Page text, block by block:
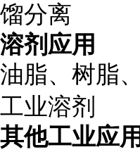
馏分离
溶剂应用
油脂、树脂
工业溶剂
其他工业应用